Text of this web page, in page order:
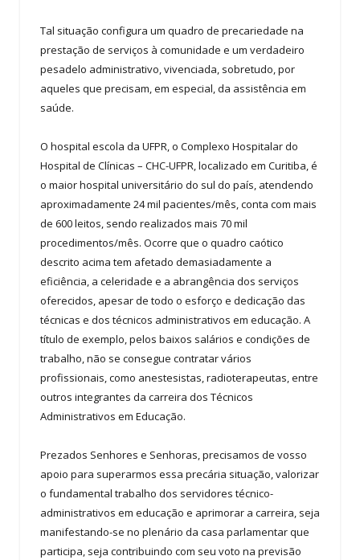
Tal situação configura um quadro de precariedade na
prestação de serviços à comunidade e um verdadeiro
pesadelo administrativo, vivenciada, sobretudo, por
aqueles que precisam, em especial, da assistência em
saúde.
O hospital escola da UFPR, o Complexo Hospitalar do
Hospital de Clínicas – CHC-UFPR, localizado em Curitiba, é
o maior hospital universitário do sul do país, atendendo
aproximadamente 24 mil pacientes/mês, conta com mais
de 600 leitos, sendo realizados mais 70 mil
procedimentos/mês. Ocorre que o quadro caótico
descrito acima tem afetado demasiadamente a
eficiência, a celeridade e a abrangência dos serviços
oferecidos, apesar de todo o esforço e dedicação das
técnicas e dos técnicos administrativos em educação. A
título de exemplo, pelos baixos salários e condições de
trabalho, não se consegue contratar vários
profissionais, como anestesistas, radioterapeutas, entre
outros integrantes da carreira dos Técnicos
Administrativos em Educação.
Prezados Senhores e Senhoras, precisamos de vosso
apoio para superarmos essa precária situação, valorizar
o fundamental trabalho dos servidores técnico-
administrativos em educação e aprimorar a carreira, seja
manifestando-se no plenário da casa parlamentar que
participa, seja contribuindo com seu voto na previsão